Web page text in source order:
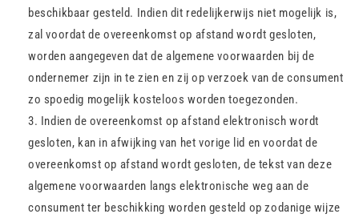
beschikbaar gesteld. Indien dit redelijkerwijs niet mogelijk is,
zal voordat de overeenkomst op afstand wordt gesloten,
worden aangegeven dat de algemene voorwaarden bij de
ondernemer zijn in te zien en zij op verzoek van de consument
zo spoedig mogelijk kosteloos worden toegezonden.
Indien de overeenkomst op afstand elektronisch wordt
gesloten, kan in afwijking van het vorige lid en voordat de
overeenkomst op afstand wordt gesloten, de tekst van deze
algemene voorwaarden langs elektronische weg aan de
consument ter beschikking worden gesteld op zodanige wijze